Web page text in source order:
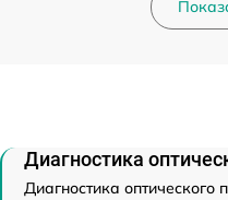
Диагностика
Диагностика оптического